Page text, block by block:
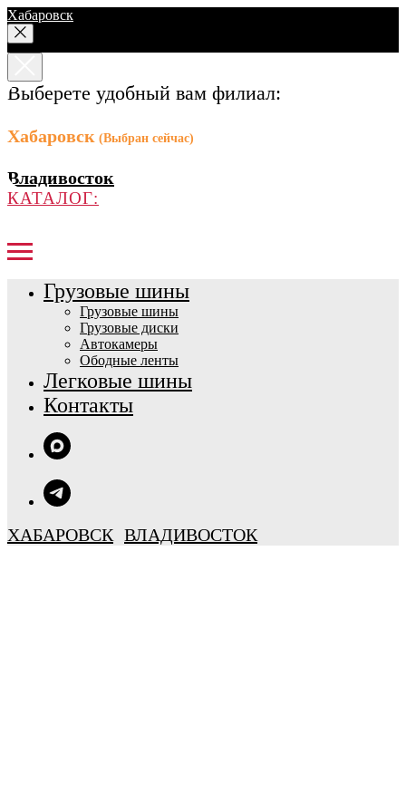
Хабаровск
Выберете удобный вам филиал:
Хабаровск (Выбран сейчас)
Владивосток
КАТАЛОГ:
Грузовые шины
Грузовые шины
Грузовые диски
Автокамеры
Ободные ленты
Легковые шины
Контакты
ХАБАРОВСК ВЛАДИВОСТОК